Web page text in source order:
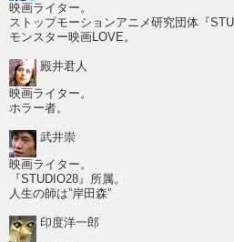
映画ライター。
ストップモーションアニメ研究団体『
モンスター映画LOVE。
殿井君人
映画ライター。
ホラー者。
武井崇
映画ライター。
『STUDIO28』所属。
人生の師は”岸田森”
印度洋一郎